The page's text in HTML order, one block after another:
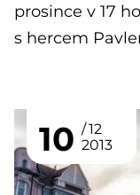
prosince v 17
s hercem
10
12
2013